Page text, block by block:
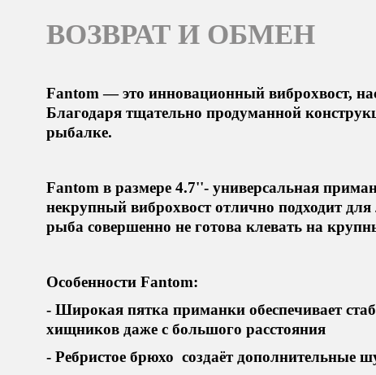
ВОЗВРАТ И ОБМЕН
Fantom — это инновационный виброхвост,
Благодаря тщательно продуманной
рыбалке.
Fantom в размере 4.7''- универсальная
некрупный виброхвост отлично подходит
рыба совершенно не готова клевать на
Особенности Fantom:
- Широкая пятка приманки обеспечивает
хищников даже с большого расстояния
- Ребристое брюхо создаёт дополнительные